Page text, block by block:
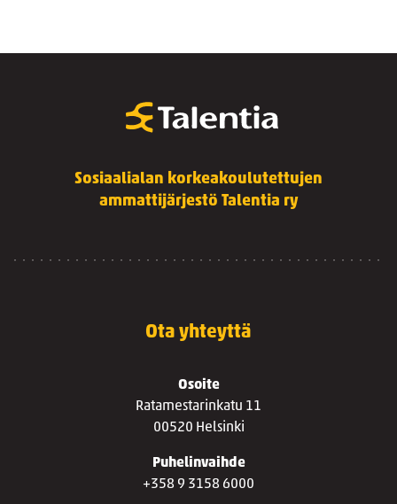
Sosiaalialan korkeakoulutettujen
ammattijärjestö Talentia ry
Ota yhteyttä
Osoite
Ratamestarinkatu 11
00520 Helsinki
Puhelinvaihde
+358 9 3158 6000